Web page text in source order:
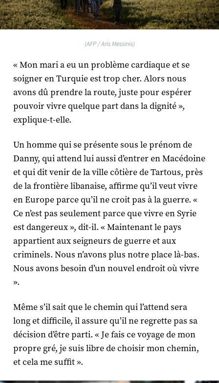
(AFP / Aris Messinis)
« Mon mari a eu un problème cardiaque et se
soigner en Turquie est trop cher. Alors nous
avons dû prendre la route, juste pour espérer
pouvoir vivre quelque part dans la dignité »,
explique-t-elle.
Un homme qui se présente sous le prénom de
Danny, qui attend lui aussi d’entrer en Macédoine
et qui dit venir de la ville côtière de Tartous, près
de la frontière libanaise, affirme qu’il veut vivre
en Europe parce qu’il ne croit pas à la guerre. «
Ce n’est pas seulement parce que vivre en Syrie
est dangereux », dit-il. « Maintenant le pays
appartient aux seigneurs de guerre et aux
criminels. Nous n’avons plus notre place là-bas.
Nous avons besoin d’un nouvel endroit où vivre
».
Même s’il sait que le chemin qui l’attend sera
long et difficile, il assure qu’il ne regrette pas sa
décision d’être parti. « Je fais ce voyage de mon
propre gré, je suis libre de choisir mon chemin,
et cela me suffit ».